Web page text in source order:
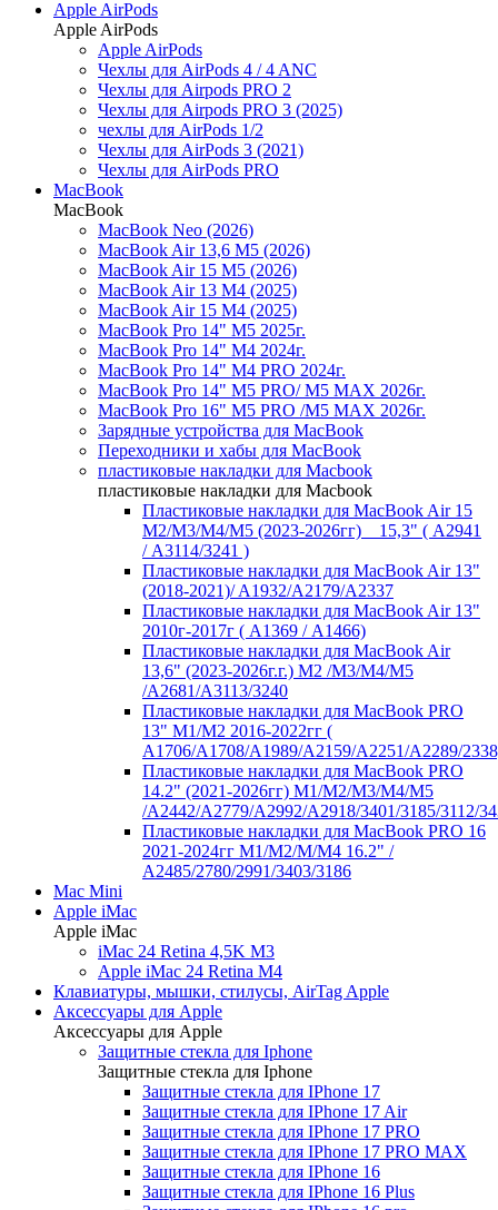
Apple AirPods
Apple AirPods
Apple AirPods
Чехлы для AirPods 4 / 4 ANC
Чехлы для Airpods PRO 2
Чехлы для Airpods PRO 3 (2025)
чехлы для AirPods 1/2
Чехлы для AirPods 3 (2021)
Чехлы для AirPods PRO
MacBook
MacBook
MacBook Neo (2026)
MacBook Air 13,6 M5 (2026)
MacBook Air 15 M5 (2026)
MacBook Air 13 M4 (2025)
MacBook Air 15 M4 (2025)
MacBook Pro 14" M5 2025г.
MacBook Pro 14" M4 2024г.
MacBook Pro 14" M4 PRO 2024г.
MacBook Pro 14" M5 PRO/ M5 MAX 2026г.
MacBook Pro 16" M5 PRO /M5 MAX 2026г.
Зарядные устройства для MacBook
Переходники и хабы для MacBook
пластиковые накладки для Macbook
пластиковые накладки для Macbook
Пластиковые накладки для MacBook Air 15
M2/M3/M4/M5 (2023-2026гг) _ 15,3" ( А2941
/ А3114/3241 )
Пластиковые накладки для MacBook Air 13"
(2018-2021)/ A1932/A2179/A2337
Пластиковые накладки для MacBook Air 13"
2010г-2017г ( А1369 / А1466)
Пластиковые накладки для MacBook Air
13,6" (2023-2026г.г.) M2 /M3/M4/M5
/A2681/A3113/3240
Пластиковые накладки для MacBook PRO
13" M1/M2 2016-2022гг (
А1706/A1708/A1989/A2159/A2251/A2289/
Пластиковые накладки для MacBook PRO
14.2" (2021-2026гг) M1/M2/M3/M4/M5
/A2442/A2779/A2992/A2918/3401/3185/3112/
Пластиковые накладки для MacBook PRO 16
2021-2024гг M1/M2/M/M4 16.2" /
А2485/2780/2991/3403/3186
Mac Mini
Apple iMac
Apple iMac
iMac 24 Retina 4,5K M3
Apple iMac 24 Retina M4
Клавиатуры, мышки, стилусы, AirTag Apple
Аксессуары для Apple
Аксессуары для Apple
Защитные стекла для Iphone
Защитные стекла для Iphone
Защитные стекла для IPhone 17
Защитные стекла для IPhone 17 Air
Защитные стекла для IPhone 17 PRO
Защитные стекла для IPhone 17 PRO MAX
Защитные стекла для IPhone 16
Защитные стекла для IPhone 16 Plus